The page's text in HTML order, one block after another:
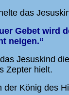
das
Gebet wird
neigen.“
Jesuskind
Zepter hielt.
der König des